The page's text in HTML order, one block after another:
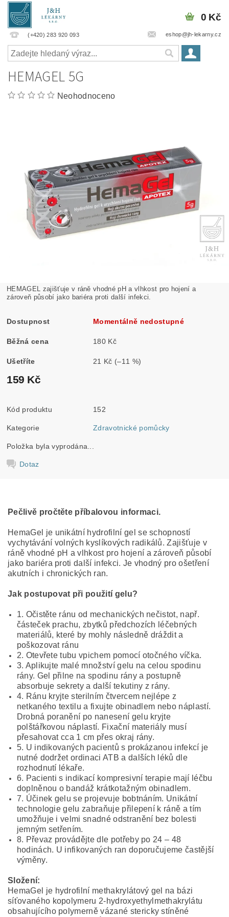
(+420) 283 920 093 eshop@jh-lekarny.cz
0 Kč
HEMAGEL 5G
Neohodnoceno
HEMAGEL zajišťuje v ráně vhodné pH a vlhkost pro hojení a
zároveň působí jako bariéra proti další infekci.
Dostupnost Momentálně nedostupné
Běžná cena 180 Kč
Ušetříte 21 Kč (–11 %)
159 Kč
Kód produktu 152
Kategorie Zdravotnické pomůcky
Položka byla vyprodána...
Dotaz
Pečlivě pročtěte příbalovou informaci.
HemaGel je unikátní hydrofilní gel se schopností
vychytávání volných kyslíkových radikálů. Zajišťuje v
ráně vhodné pH a vlhkost pro hojení a zároveň působí
jako bariéra proti další infekci. Je vhodný pro ošetření
akutních i chronických ran.
Jak postupovat při použití gelu?
1. Očistěte ránu od mechanických nečistot, např.
částeček prachu, zbytků předchozích léčebných
materiálů, které by mohly následně dráždit a
poškozovat ránu
2. Otevřete tubu vpichem pomocí otočného víčka.
3. Aplikujte malé množství gelu na celou spodinu
rány. Gel přilne na spodinu rány a postupně
absorbuje sekrety a další tekutiny z rány.
4. Ránu kryjte sterilním čtvercem nejlépe z
netkaného textilu a fixujte obinadlem nebo náplastí.
Drobná poranění po nanesení gelu kryjte
polštářkovou náplastí. Fixační materiály musí
přesahovat cca 1 cm přes okraj rány.
5. U indikovaných pacientů s prokázanou infekcí je
nutné dodržet ordinaci ATB a dalších léků dle
rozhodnutí lékaře.
6. Pacienti s indikací kompresivní terapie mají léčbu
doplněnou o bandáž krátkotažným obinadlem.
7. Účinek gelu se projevuje bobtnáním. Unikátní
technologie gelu zabraňuje přilepení k ráně a tím
umožňuje i velmi snadné odstranění bez bolesti
jemným setřením.
8. Převaz provádějte dle potřeby po 24 – 48
hodinách. U infikovaných ran doporučujeme častější
výměny.
Složení:
HemaGel je hydrofilní methakrylátový gel na bázi
síťovaného kopolymeru 2-hydroxyethylmethakrylátu
obsahujícího polymerně vázané stericky stíněné